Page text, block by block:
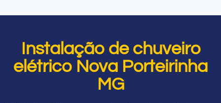
Instalação de chuveiro
elétrico Nova Porteirinha
MG